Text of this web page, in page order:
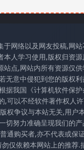
于网络以及网友投稿,网
人学习使用,版权归资
站点,网站内所有资源仅
无意中侵犯到您的版权
据我国《计算机软件保
,可以不经软件著作权人
权争议与本站无关,用户
切努力准确呈现我们的
通购买者,亦不代表或保
仅依赖本网站上的推荐